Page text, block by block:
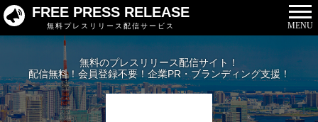
FREE PRESS RELEASE
無料プレスリリース配信サービス MENU
無料のプレスリリース配信サイト！
配信無料！会員登録不要！企業PR・ブランディング支援！